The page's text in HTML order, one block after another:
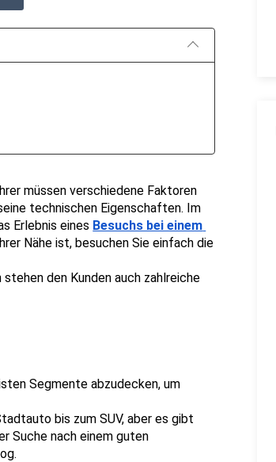
müssen verschiedene Faktoren
technischen Eigenschaften. Im
Erlebnis eines Besuchs bei einem
Nähe ist, besuchen Sie einfach die
den Kunden auch zahlreiche
Segmente abzudecken, um
bis zum SUV, aber es gibt
Suche nach einem guten